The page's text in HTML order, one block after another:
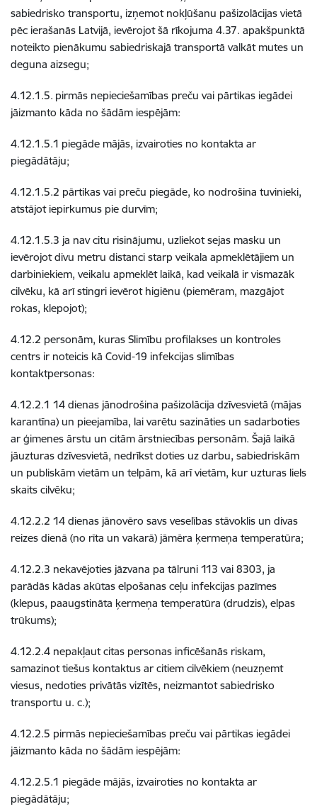
sabiedrisko transportu, izņemot nokļūšanu pašizolācijas vietā
pēc ierašanās Latvijā, ievērojot šā rīkojuma 4.37. apakšpunktā
noteikto pienākumu sabiedriskajā transportā valkāt mutes un
deguna aizsegu;
4.12.1.5. pirmās nepieciešamības preču vai pārtikas iegādei
jāizmanto kāda no šādām iespējām:
4.12.1.5.1 piegāde mājās, izvairoties no kontakta ar
piegādātāju;
4.12.1.5.2 pārtikas vai preču piegāde, ko nodrošina tuvinieki,
atstājot iepirkumus pie durvīm;
4.12.1.5.3 ja nav citu risinājumu, uzliekot sejas masku un
ievērojot divu metru distanci starp veikala apmeklētājiem un
darbiniekiem, veikalu apmeklēt laikā, kad veikalā ir vismazāk
cilvēku, kā arī stingri ievērot higiēnu (piemēram, mazgājot
rokas, klepojot);
4.12.2 personām, kuras Slimību profilakses un kontroles
centrs ir noteicis kā Covid-19 infekcijas slimības
kontaktpersonas:
4.12.2.1 14 dienas jānodrošina pašizolācija dzīvesvietā (mājas
karantīna) un pieejamība, lai varētu sazināties un sadarboties
ar ģimenes ārstu un citām ārstniecības personām. Šajā laikā
jāuzturas dzīvesvietā, nedrīkst doties uz darbu, sabiedriskām
un publiskām vietām un telpām, kā arī vietām, kur uzturas liels
skaits cilvēku;
4.12.2.2 14 dienas jānovēro savs veselības stāvoklis un divas
reizes dienā (no rīta un vakarā) jāmēra ķermeņa temperatūra;
4.12.2.3 nekavējoties jāzvana pa tālruni 113 vai 8303, ja
parādās kādas akūtas elpošanas ceļu infekcijas pazīmes
(klepus, paaugstināta ķermeņa temperatūra (drudzis), elpas
trūkums);
4.12.2.4 nepakļaut citas personas inficēšanās riskam,
samazinot tiešus kontaktus ar citiem cilvēkiem (neuzņemt
viesus, nedoties privātās vizītēs, neizmantot sabiedrisko
transportu u. c.);
4.12.2.5 pirmās nepieciešamības preču vai pārtikas iegādei
jāizmanto kāda no šādām iespējām:
4.12.2.5.1 piegāde mājās, izvairoties no kontakta ar
piegādātāju;